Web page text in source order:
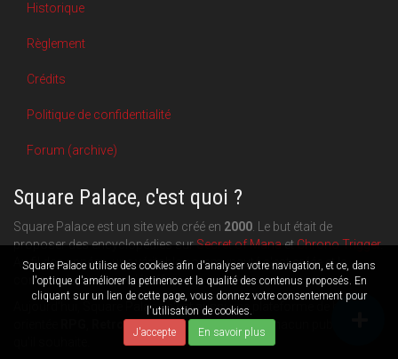
Square Palace utilise des cookies afin d'analyser votre navigation, et ce, dans
l'optique d'améliorer la petinence et la qualité des contenus proposés. En
cliquant sur un lien de cette page, vous donnez votre consentement pour
l'utilisation de cookies.
J'accepte
En savoir plus
Historique
Règlement
Crédits
Politique de confidentialité
Forum (archive)
Square Palace, c'est quoi ?
Square Palace est un site web créé en 2000. Le but était de
proposer des encyclopédies surSecret of ManaetChrono Trigger.
Au fil des années, une véritable communauté s'est créée et le
contenu du site a pu s'étoffer.
Aujourd'hui, Square Palace c'est aussi une plateforme de blogging
Retrogaming etculture geek
: chacun publie ce